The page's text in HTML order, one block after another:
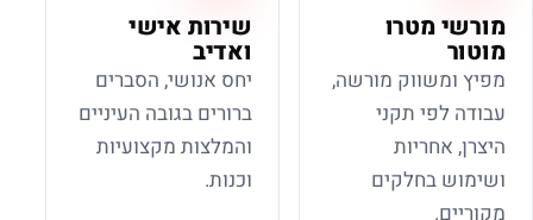
מורשי מטרו
מוטור
מפיץ ומשווק מורשה,
עבודה לפי תקני
היצרן, אחריות
ושימוש בחלקים
מקוריים.
שירות אישי
ואדיב
יחס אנושי, הסברים
ברורים בגובה העיניים
והמלצות מקצועיות
וכנות.